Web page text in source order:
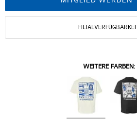
FILIALVERFÜGBARKEIT
WEITERE FARBEN: